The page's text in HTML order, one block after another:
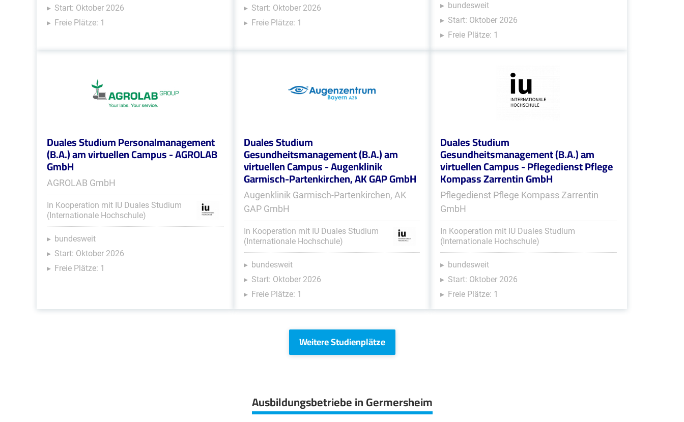
Start: Oktober 2026
Freie Plätze: 1
Start: Oktober 2026
Freie Plätze: 1
bundesweit
Start: Oktober 2026
Freie Plätze: 1
Duales Studium Personalmanagement
(B.A.) am virtuellen Campus - AGROLAB
GmbH
AGROLAB GmbH
In Kooperation mit IU Duales Studium
(Internationale Hochschule)
bundesweit
Start: Oktober 2026
Freie Plätze: 1
Duales Studium
Gesundheitsmanagement (B.A.) am
virtuellen Campus - Augenklinik
Garmisch-Partenkirchen, AK GAP GmbH
Augenklinik Garmisch-Partenkirchen, AK
GAP GmbH
In Kooperation mit IU Duales Studium
(Internationale Hochschule)
bundesweit
Start: Oktober 2026
Freie Plätze: 1
Duales Studium
Gesundheitsmanagement (B.A.) am
virtuellen Campus - Pflegedienst Pflege
Kompass Zarrentin GmbH
Pflegedienst Pflege Kompass Zarrentin
GmbH
In Kooperation mit IU Duales Studium
(Internationale Hochschule)
bundesweit
Start: Oktober 2026
Freie Plätze: 1
Weitere Studienplätze
Ausbildungsbetriebe in Germersheim